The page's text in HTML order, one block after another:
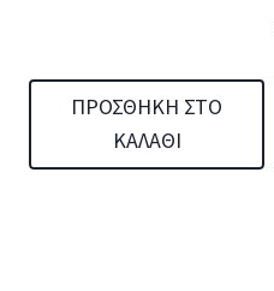
ΠΡΟΣΘΉΚΗ ΣΤΟ
ΚΑΛΆΘΙ